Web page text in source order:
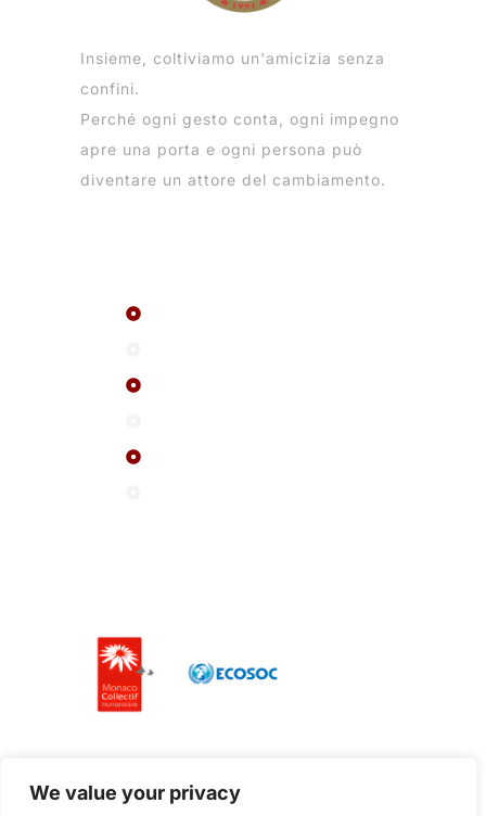
We value your privacy
Insieme, coltiviamo un'amicizia senza
confini.
Perché ogni gesto conta, ogni impegno
apre una porta e ogni persona può
diventare un attore del cambiamento.